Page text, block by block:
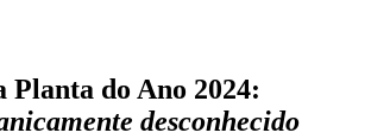
Planta do Ano 2024:
desconhecido